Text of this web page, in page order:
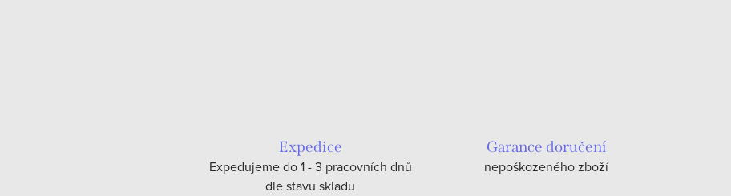
Expedice
Expedujeme do 1 - 3 pracovních dnů
dle stavu skladu
Garance doručení
nepoškozeného zboží